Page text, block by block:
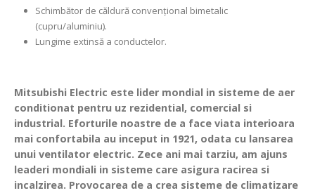
Schimbător de căldură convențional bimetalic
(cupru/aluminiu).
Lungime extinsă a conductelor.
Mitsubishi Electric este lider mondial in sisteme de aer
conditionat pentru uz rezidential, comercial si
industrial. Eforturile noastre de a face viata interioara
mai confortabila au inceput in 1921, odata cu lansarea
unui ventilator electric. Zece ani mai tarziu, am ajuns
leaderi mondiali in sisteme care asigura racirea si
incalzirea. Provocarea de a crea sisteme de climatizare